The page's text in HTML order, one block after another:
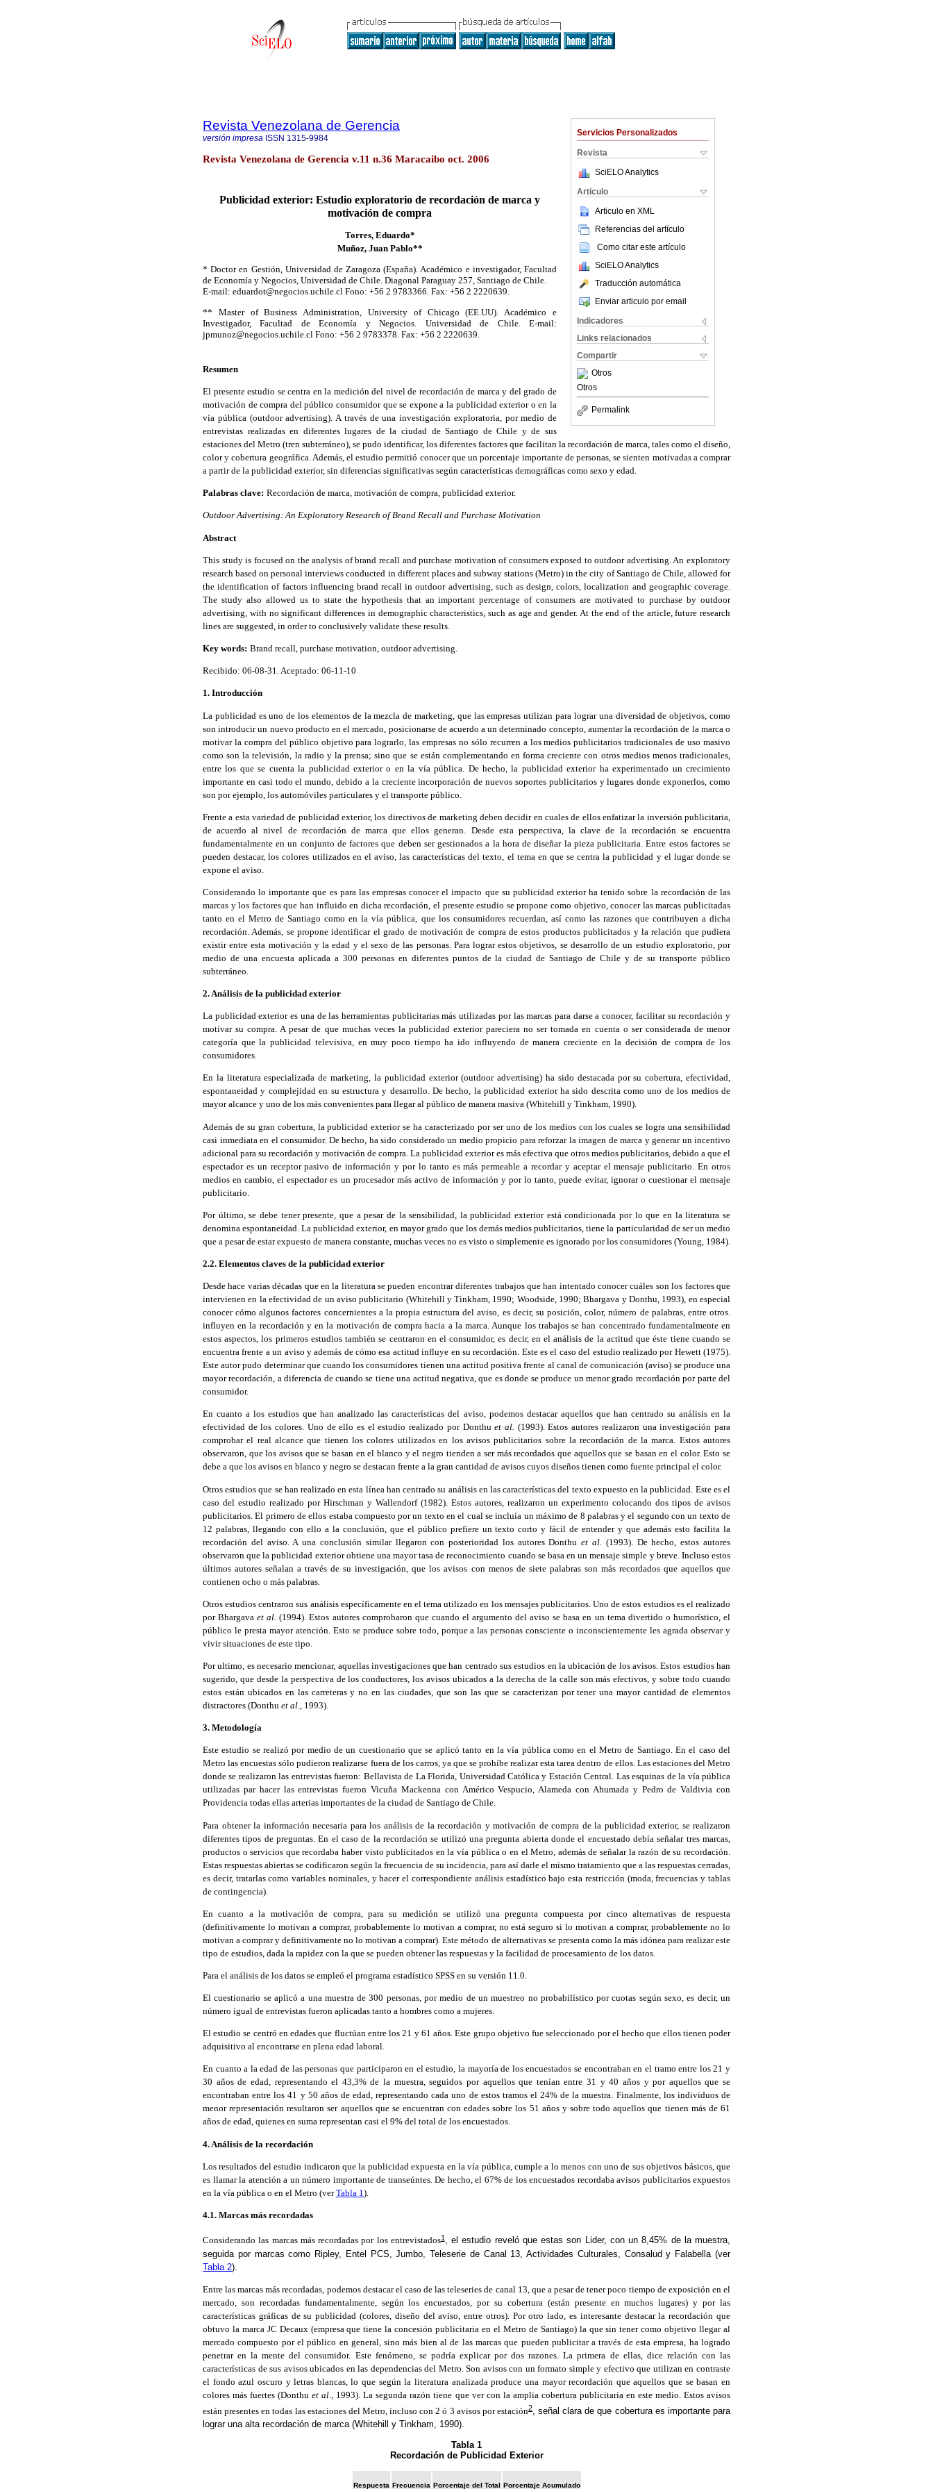
Servicios Personalizados
Revista
SciELO Analytics
Articulo
Articulo en XML
Referencias del artículo
Como citar este artículo
SciELO Analytics
Traducción automática
Enviar articulo por email
Indicadores
Links relacionados
Compartir
Otros
Otros
Permalink
Revista Venezolana de Gerencia
versión impresa ISSN 1315-9984
Revista Venezolana de Gerencia v.11 n.36 Maracaibo oct. 2006
Publicidad exterior: Estudio exploratorio de recordación de marca y
motivación de compra
Torres, Eduardo*
Muñoz, Juan Pablo**
* Doctor en Gestión, Universidad de Zaragoza (España). Académico e investigador, Facultad
de Economía y Negocios, Universidad de Chile. Diagonal Paraguay 257, Santiago de Chile.
E-mail: eduardot@negocios.uchile.cl Fono: +56 2 9783366. Fax: +56 2 2220639.
**
Master of Business Administration, University of Chicago (EE.UU). Académico e
Investigador, Facultad de Economía y Negocios. Universidad de Chile. E-mail:
jpmunoz@negocios.uchile.cl Fono: +56 2 9783378. Fax: +56 2 2220639.
Resumen
El presente estudio se centra en la medición del nivel de recordación de marca y del grado de
motivación de compra del público consumidor que se expone a la publicidad exterior o en la
vía pública (outdoor advertising). A través de una investigación exploratoria, por medio de
entrevistas realizadas en diferentes lugares de la ciudad de Santiago de Chile y de sus
estaciones del Metro (tren subterráneo), se pudo identificar, los diferentes factores que facilitan la recordación de marca, tales como el diseño,
color y cobertura geográfica. Además, el estudio permitió conocer que un porcentaje importante de personas, se sienten motivadas a comprar
a partir de la publicidad exterior, sin diferencias significativas según características demográficas como sexo y edad.
Palabras clave: Recordación de marca, motivación de compra, publicidad exterior.
Outdoor Advertising: An Exploratory Research of Brand Recall and Purchase Motivation
Abstract
This study is focused on the analysis of brand recall and purchase motivation of consumers exposed to outdoor advertising. An exploratory
research based on personal interviews conducted in different places and subway stations (Metro) in the city of Santiago de Chile, allowed for
the identification of factors influencing brand recall in outdoor advertising, such as design, colors, localization and geographic coverage.
The study also allowed us to state the hypothesis that an important percentage of consumers are motivated to purchase by outdoor
advertising, with no significant differences in demographic characteristics, such as age and gender. At the end of the article, future research
lines are suggested, in order to conclusively validate these results.
Key words: Brand recall, purchase motivation, outdoor advertising.
Recibido: 06-08-31. Aceptado: 06-11-10
1. Introducción
La publicidad es uno de los elementos de la mezcla de marketing, que las empresas utilizan para lograr una diversidad de objetivos, como
son introducir un nuevo producto en el mercado, posicionarse de acuerdo a un determinado concepto, aumentar la recordación de la marca o
motivar la compra del público objetivo para lograrlo, las empresas no sólo recurren a los medios publicitarios tradicionales de uso masivo
como son la televisión, la radio y la prensa; sino que se están complementando en forma creciente con otros medios menos tradicionales,
entre los que se cuenta la publicidad exterior o en la vía pública. De hecho, la publicidad exterior ha experimentado un crecimiento
importante en casi todo el mundo, debido a la creciente incorporación de nuevos soportes publicitarios y lugares donde exponerlos, como
son por ejemplo, los automóviles particulares y el transporte público.
Frente a esta variedad de publicidad exterior, los directivos de marketing deben decidir en cuales de ellos enfatizar la inversión publicitaria,
de acuerdo al nivel de recordación de marca que ellos generan. Desde esta perspectiva, la clave de la recordación se encuentra
fundamentalmente en un conjunto de factores que deben ser gestionados a la hora de diseñar la pieza publicitaria. Entre estos factores se
pueden destacar, los colores utilizados en el aviso, las características del texto, el tema en que se centra la publicidad y el lugar donde se
expone el aviso.
Considerando lo importante que es para las empresas conocer el impacto que su publicidad exterior ha tenido sobre la recordación de las
marcas y los factores que han influido en dicha recordación, el presente estudio se propone como objetivo, conocer las marcas publicitadas
tanto en el Metro de Santiago como en la vía pública, que los consumidores recuerdan, así como las razones que contribuyen a dicha
recordación. Además, se propone identificar el grado de motivación de compra de estos productos publicitados y la relación que pudiera
existir entre esta motivación y la edad y el sexo de las personas. Para lograr estos objetivos, se desarrollo de un estudio exploratorio, por
medio de una encuesta aplicada a 300 personas en diferentes puntos de la ciudad de Santiago de Chile y de su transporte público
subterráneo.
2. Análisis de la publicidad exterior
La publicidad exterior es una de las herramientas publicitarias más utilizadas por las marcas para darse a conocer, facilitar su recordación y
motivar su compra. A pesar de que muchas veces la publicidad exterior pareciera no ser tomada en cuenta o ser considerada de menor
categoría que la publicidad televisiva, en muy poco tiempo ha ido influyendo de manera creciente en la decisión de compra de los
consumidores.
En la literatura especializada de marketing, la publicidad exterior (outdoor advertising) ha sido destacada por su cobertura, efectividad,
espontaneidad y complejidad en su estructura y desarrollo. De hecho, la publicidad exterior ha sido descrita como uno de los medios de
mayor alcance y uno de los más convenientes para llegar al público de manera masiva (Whitehill y Tinkham, 1990).
Además de su gran cobertura, la publicidad exterior se ha caracterizado por ser uno de los medios con los cuales se logra una sensibilidad
casi inmediata en el consumidor. De hecho, ha sido considerado un medio propicio para reforzar la imagen de marca y generar un incentivo
adicional para su recordación y motivación de compra. La publicidad exterior es más efectiva que otros medios publicitarios, debido a que el
espectador es un receptor pasivo de información y por lo tanto es más permeable a recordar y aceptar el mensaje publicitario. En otros
medios en cambio, el espectador es un procesador más activo de información y por lo tanto, puede evitar, ignorar o cuestionar el mensaje
publicitario.
Por último, se debe tener presente, que a pesar de la sensibilidad, la publicidad exterior está condicionada por lo que en la literatura se
denomina espontaneidad. La publicidad exterior, en mayor grado que los demás medios publicitarios, tiene la particularidad de ser un medio
que a pesar de estar expuesto de manera constante, muchas veces no es visto o simplemente es ignorado por los consumidores (Young, 1984).
2.2. Elementos claves de la publicidad exterior
Desde hace varias décadas que en la literatura se pueden encontrar diferentes trabajos que han intentado conocer cuáles son los factores que
intervienen en la efectividad de un aviso publicitario (Whitehill y Tinkham, 1990; Woodside, 1990; Bhargava y Donthu, 1993), en especial
conocer cómo algunos factores concernientes a la propia estructura del aviso, es decir, su posición, color, número de palabras, entre otros.
influyen en la recordación y en la motivación de compra hacia a la marca. Aunque los trabajos se han concentrado fundamentalmente en
estos aspectos, los primeros estudios también se centraron en el consumidor, es decir, en el análisis de la actitud que éste tiene cuando se
encuentra frente a un aviso y además de cómo esa actitud influye en su recordación. Este es el caso del estudio realizado por Hewett (1975).
Este autor pudo determinar que cuando los consumidores tienen una actitud positiva frente al canal de comunicación (aviso) se produce una
mayor recordación, a diferencia de cuando se tiene una actitud negativa, que es donde se produce un menor grado recordación por parte del
consumidor.
En cuanto a los estudios que han analizado las características del aviso, podemos destacar aquellos que han centrado su análisis en la
efectividad de los colores. Uno de ello es el estudio realizado por Donthuet al. (1993). Estos autores realizaron una investigación para
comprobar el real alcance que tienen los colores utilizados en los avisos publicitarios sobre la recordación de la marca. Estos autores
observaron, que los avisos que se basan en el blanco y el negro tienden a ser más recordados que aquellos que se basan en el color. Esto se
debe a que los avisos en blanco y negro se destacan frente a la gran cantidad de avisos cuyos diseños tienen como fuente principal el color.
Otros estudios que se han realizado en esta línea han centrado su análisis en las características del texto expuesto en la publicidad. Este es el
caso del estudio realizado por Hirschman y Wallendorf (1982). Estos autores, realizaron un experimento colocando dos tipos de avisos
publicitarios. El primero de ellos estaba compuesto por un texto en el cual se incluía un máximo de 8 palabras y el segundo con un texto de
12 palabras, llegando con ello a la conclusión, que el público prefiere un texto corto y fácil de entender y que además esto facilita la
recordación del aviso. A una conclusión similar llegaron con posterioridad los autores Donthuet al. (1993). De hecho, estos autores
observaron que la publicidad exterior obtiene una mayor tasa de reconocimiento cuando se basa en un mensaje simple y breve. Incluso estos
últimos autores señalan a través de su investigación, que los avisos con menos de siete palabras son más recordados que aquellos que
contienen ocho o más palabras.
Otros estudios centraron sus análisis específicamente en el tema utilizado en los mensajes publicitarios. Uno de estos estudios es el realizado
por Bhargavaet al. (1994). Estos autores comprobaron que cuando el argumento del aviso se basa en un tema divertido o humorístico, el
público le presta mayor atención. Esto se produce sobre todo, porque a las personas consciente o inconscientemente les agrada observar y
vivir situaciones de este tipo.
Por ultimo, es necesario mencionar, aquellas investigaciones que han centrado sus estudios en la ubicación de los avisos. Estos estudios han
sugerido, que desde la perspectiva de los conductores, los avisos ubicados a la derecha de la calle son más efectivos, y sobre todo cuando
estos están ubicados en las carreteras y no en las ciudades, que son las que se caracterizan por tener una mayor cantidad de elementos
distractores (Donthu et al ., 1993).
3. Metodología
Este estudio se realizó por medio de un cuestionario que se aplicó tanto en la vía pública como en el Metro de Santiago. En el caso del
Metro las encuestas sólo pudieron realizarse fuera de los carros, ya que se prohíbe realizar esta tarea dentro de ellos. Las estaciones del Metro
donde se realizaron las entrevistas fueron: Bellavista de La Florida, Universidad Católica y Estación Central. Las esquinas de la vía pública
utilizadas par hacer las entrevistas fueron Vicuña Mackenna con Américo Vespucio, Alameda con Ahumada y Pedro de Valdivia con
Providencia todas ellas arterias importantes de la ciudad de Santiago de Chile.
Para obtener la información necesaria para los análisis de la recordación y motivación de compra de la publicidad exterior, se realizaron
diferentes tipos de preguntas. En el caso de la recordación se utilizó una pregunta abierta donde el encuestado debía señalar tres marcas,
productos o servicios que recordaba haber visto publicitados en la vía pública o en el Metro, además de señalar la razón de su recordación.
Estas respuestas abiertas se codificaron según la frecuencia de su incidencia, para así darle el mismo tratamiento que a las respuestas cerradas,
es decir, tratarlas como variables nominales, y hacer el correspondiente análisis estadístico bajo esta restricción (moda, frecuencias y tablas
de contingencia).
En cuanto a la motivación de compra, para su medición se utilizó una pregunta compuesta por cinco alternativas de respuesta
(definitivamente lo motivan a comprar, probablemente lo motivan a comprar, no está seguro si lo motivan a comprar, probablemente no lo
motivan a comprar y definitivamente no lo motivan a comprar). Este método de alternativas se presenta como la más idónea para realizar este
tipo de estudios, dada la rapidez con la que se pueden obtener las respuestas y la facilidad de procesamiento de los datos.
Para el análisis de los datos se empleó el programa estadístico SPSS en su versión 11.0.
El cuestionario se aplicó a una muestra de 300 personas, por medio de un muestreo no probabilístico por cuotas según sexo, es decir, un
número igual de entrevistas fueron aplicadas tanto a hombres como a mujeres.
El estudio se centró en edades que fluctúan entre los 21 y 61 años. Este grupo objetivo fue seleccionado por el hecho que ellos tienen poder
adquisitivo al encontrarse en plena edad laboral.
En cuanto a la edad de las personas que participaron en el estudio, la mayoría de los encuestados se encontraban en el tramo entre los 21 y
30 años de edad, representando el 43,3% de la muestra, seguidos por aquellos que tenían entre 31 y 40 años y por aquellos que se
encontraban entre los 41 y 50 años de edad, representando cada uno de estos tramos el 24% de la muestra. Finalmente, los individuos de
menor representación resultaron ser aquellos que se encuentran con edades sobre los 51 años y sobre todo aquellos que tienen más de 61
años de edad, quienes en suma representan casi el 9% del total de los encuestados.
4. Análisis de la recordación
Los resultados del estudio indicaron que la publicidad expuesta en la vía pública, cumple a lo menos con uno de sus objetivos básicos, que
es llamar la atención a un número importante de transeúntes. De hecho, el 67% de los encuestados recordaba avisos publicitarios expuestos
en la vía pública o en el Metro (verTabla 1 ).
4.1. Marcas más recordadas
Considerando las marcas más recordadas por los entrevistados1, el estudio reveló que estas son Lider, con un 8,45% de la muestra,
seguida por marcas como Ripley, Entel PCS, Jumbo, Teleserie de Canal 13, Actividades Culturales, Consalud y Falabella (ver
Tabla 2).
Entre las marcas más recordadas, podemos destacar el caso de las teleseries de canal 13, que a pesar de tener poco tiempo de exposición en el
mercado, son recordadas fundamentalmente, según los encuestados, por su cobertura (están presente en muchos lugares) y por las
características gráficas de su publicidad (colores, diseño del aviso, entre otros). Por otro lado, es interesante destacar la recordación que
obtuvo la marca JC Decaux (empresa que tiene la concesión publicitaria en el Metro de Santiago) la que sin tener como objetivo llegar al
mercado compuesto por el público en general, sino más bien al de las marcas que pueden publicitar a través de esta empresa, ha logrado
penetrar en la mente del consumidor. Este fenómeno, se podría explicar por dos razones. La primera de ellas, dice relación con las
características de sus avisos ubicados en las dependencias del Metro. Son avisos con un formato simple y efectivo que utilizan en contraste
el fondo azul oscuro y letras blancas, lo que según la literatura analizada produce una mayor recordación que aquellos que se basan en
colores más fuertes (Donthuet al ., 1993). La segunda razón tiene que ver con la amplia cobertura publicitaria en este medio. Estos avisos
están presentes en todas las estaciones del Metro, incluso con 2 ó 3 avisos por estación2, señal clara de que cobertura es importante para
lograr una alta recordación de marca (Whitehill y Tinkham, 1990).
Tabla 1
Recordación de Publicidad Exterior
Respuesta Frecuencia Porcentaje del Total Porcentaje Acumulado